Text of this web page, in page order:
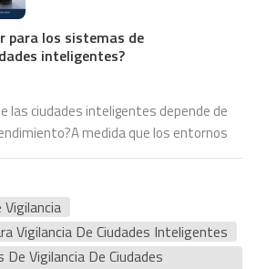
para los sistemas de
inteligentes?
las ciudades inteligentes depende de
medida que los entornos
vez más conectados, los modernos
ciudades inteligentes están
plataformas de grabación de vídeo
capaces de analizar el tráfico,
y detectar incidentes en tiempo
la calidad de la lente de cámara de
Vigilancia De Ciudades Inteligentes
Vigilancia De Ciudades